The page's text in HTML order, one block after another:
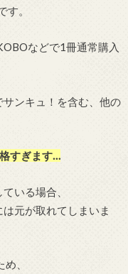
。
などで1冊通常購入
ンキュ！を含む、他の
すぎます…
いる場合、
元が取れてしまいま
、